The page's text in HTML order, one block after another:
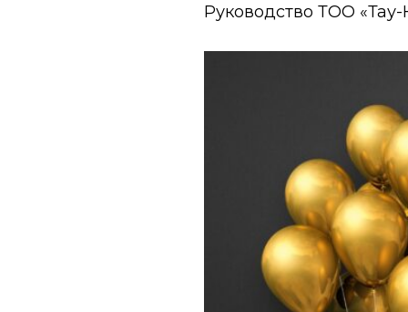
Руководство ТОО